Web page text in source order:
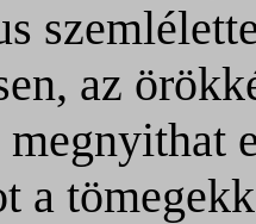
az
a